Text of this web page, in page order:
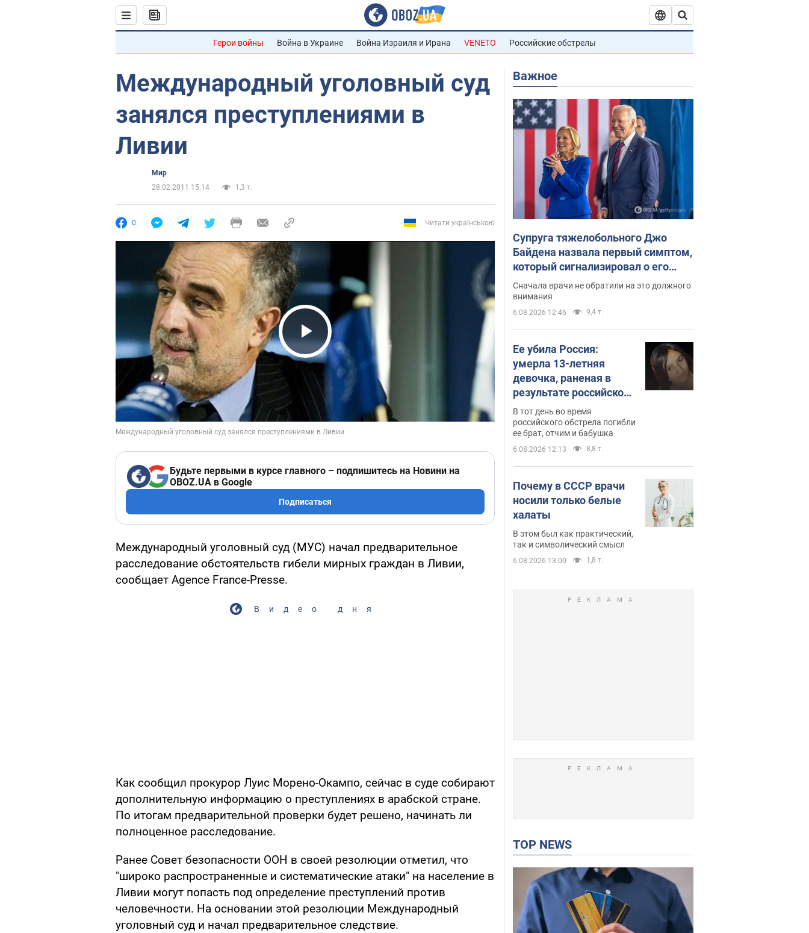
Герои войны Война в Украине Война Израиля и Ирана VENETO Российские обстрелы
Международный уголовный суд
занялся преступлениями в
Ливии
Мир
28.02.2011 15:14
1,3 т.
0 Читати українською
Play Video
Будьте первыми в курсе главного – подпишитесь на Новини на
OBOZ.UA в Google
Подписаться
Международный уголовный суд (МУС) начал предварительное
расследование обстоятельств гибели мирных граждан в Ливии,
сообщает Agence France-Presse.
Видео дня
Как сообщил прокурор Луис Морено-Окампо, сейчас в суде собирают
дополнительную информацию о преступлениях в арабской стране.
По итогам предварительной проверки будет решено, начинать ли
полноценное расследование.
Ранее Совет безопасности ООН в своей резолюции отметил, что
"широко распространенные и систематические атаки" на население в
Ливии могут попасть под определение преступлений против
человечности. На основании этой резолюции Международный
уголовный суд и начал предварительное следствие.
Важное
Супруга тяжелобольного Джо
Байдена назвала первый симптом,
который сигнализировал о его
"агрессивном" раке
Сначала врачи не обратили на это должного
внимания
6.08.2026 12:46 9,4 т.
Ее убила Россия:
умерла 13-летняя
девочка, раненая в
результате российской
атаки на Сумскую
область. Фото
В тот день во время
российского обстрела погибли
ее брат, отчим и бабушка
6.08.2026 12:13 8,8 т.
Почему в СССР врачи
носили только белые
халаты
В этом был как практический,
так и символический смысл
6.08.2026 13:00 1,8 т.
TOP NEWS